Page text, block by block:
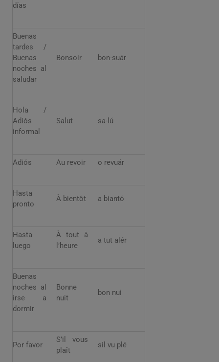
días
Buenas
tardes /
Buenas
noches al
saludar
Bonsoir bon-suár
Hola /
Adiós
informal
Salut sa-lú
Adiós Au revoir o revuár
Hasta
pronto
À bientôt a biantó
Hasta
luego
À tout à
l’heure
a tut alér
Buenas
noches al
irse a
dormir
Bonne
nuit
bon nui
Por favor
S’il vous
plaît
sil vu plé